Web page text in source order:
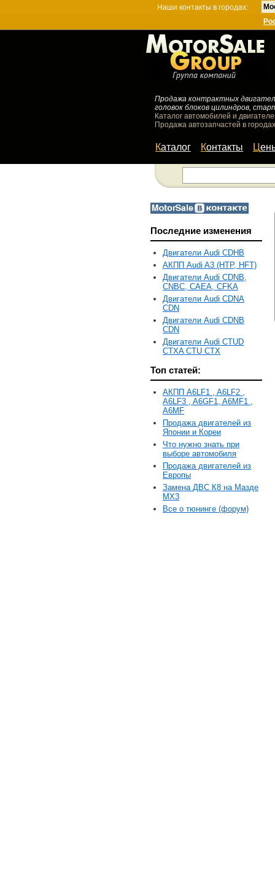
Наши контакты в городах:
Продажа контрактных
головок блоков цилиндров,
Каталог автомобилей и
Продажа автозапчастей в
Каталог Контакты
Последние изменения
Двигатели Audi CDHB
АКПП Audi A3 (HTP, HFT)
Двигатели Audi CDNB,
CNBC, CAEA, CFKA
Двигатели Audi CDNA
CDN
Двигатели Audi CDNB
CDN
Двигатели Audi CTUD
CTXA CTU CTX
Топ статей:
АКПП A6LF1 , A6LF2 ,
A6LF3 , A6GF1, A6MF1 ,
A6MF
Продажа двигателей из
Японии и Кореи
Что нужно знать при
выборе автомобиля
Продажа двигателей из
Европы
Замена ДВС К8 на Мазде
MX3
Все о тюнинге (форум)